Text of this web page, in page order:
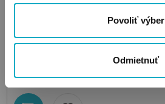
Povoliť výber
Odmietnuť
Gazelle S Gold Almond Beige TPE
kombinovaný kočík
740.95